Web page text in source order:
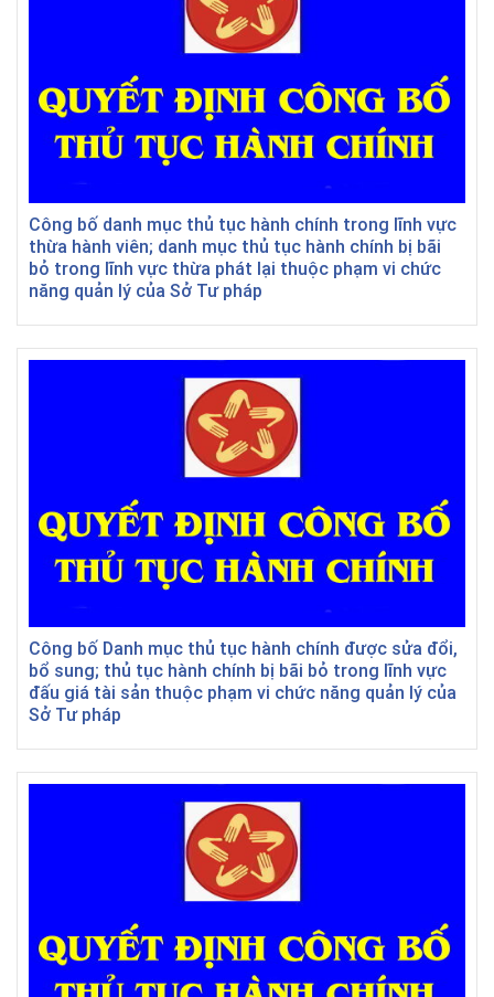
Công bố danh mục thủ tục hành chính trong lĩnh vực
thừa hành viên; danh mục thủ tục hành chính bị bãi
bỏ trong lĩnh vực thừa phát lại thuộc phạm vi chức
năng quản lý của Sở Tư pháp
Công bố Danh mục thủ tục hành chính được sửa đổi,
bổ sung; thủ tục hành chính bị bãi bỏ trong lĩnh vực
đấu giá tài sản thuộc phạm vi chức năng quản lý của
Sở Tư pháp